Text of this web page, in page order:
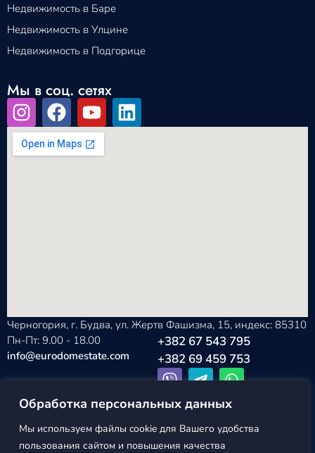
Обработка персональных данных
Мы используем файлы cookie для Вашего удобства
пользования сайтом и повышения качества
Недвижимость в Баре
Недвижимость в Улцине
Недвижимость в Подгорице
Мы в соц. сетях
Черногория, г. Будва, ул. Жертв Фашизма, 15, индекс: 85310
Пн-Пт: 9.00 - 18.00
info@eurodomestate.com
+382 67 543 795
+382 69 459 753
EURODOM
ESTATE ©2026
Политика конфиденциальности
Пользовательское соглашение